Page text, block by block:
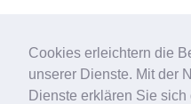
Cookies erleichtern die
unserer Dienste. Mit der
Dienste erklären Sie sich
Turnverein